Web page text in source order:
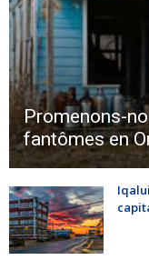
Promenons-
fantômes en